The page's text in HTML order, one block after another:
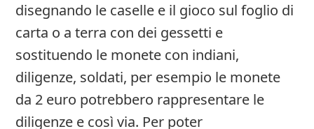
disegnando le caselle e il gioco sul foglio di
carta o a terra con dei gessetti e
sostituendo le monete con indiani,
diligenze, soldati, per esempio le monete
da 2 euro potrebbero rappresentare le
diligenze e così via. Per poter